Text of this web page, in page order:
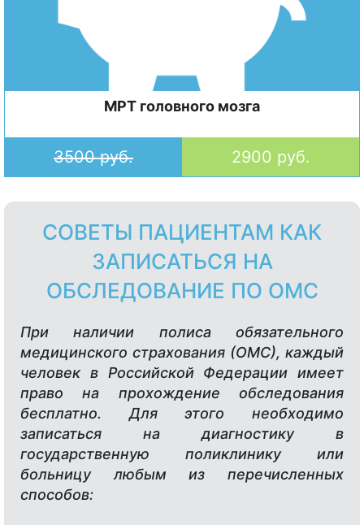
МРТ головного мозга
3500 руб. 2900 руб.
СОВЕТЫ ПАЦИЕНТАМ КАК
ЗАПИСАТЬСЯ НА
ОБСЛЕДОВАНИЕ ПО ОМС
При наличии полиса обязательного
медицинского страхования (ОМС), каждый
человек в Российской Федерации имеет
право на прохождение обследования
бесплатно. Для этого необходимо
записаться на диагностику в
государственную поликлинику или
больницу любым из перечисленных
способов: